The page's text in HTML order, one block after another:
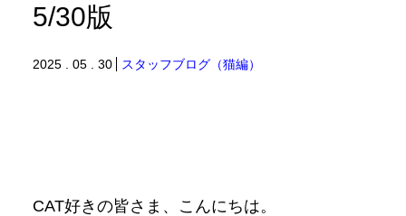
5/30版
2025 . 05 . 30 スタッフブログ（猫編）
CAT好きの皆さま、こんにちは。